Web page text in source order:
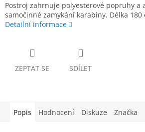
Postroj zahrnuje polyesterové popruhy a
samočinné zamykání karabiny. Délka
Detailní informace
ZEPTAT SE SDÍLET
Popis Hodnocení Diskuze Značka